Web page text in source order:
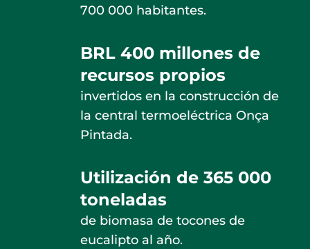
700 000 habitantes.
BRL 400 millones de
recursos propios
invertidos en la construcción de
la central termoeléctrica Onça
Pintada.
Utilización de 365 000
toneladas
de biomasa de tocones de
eucalipto al año.